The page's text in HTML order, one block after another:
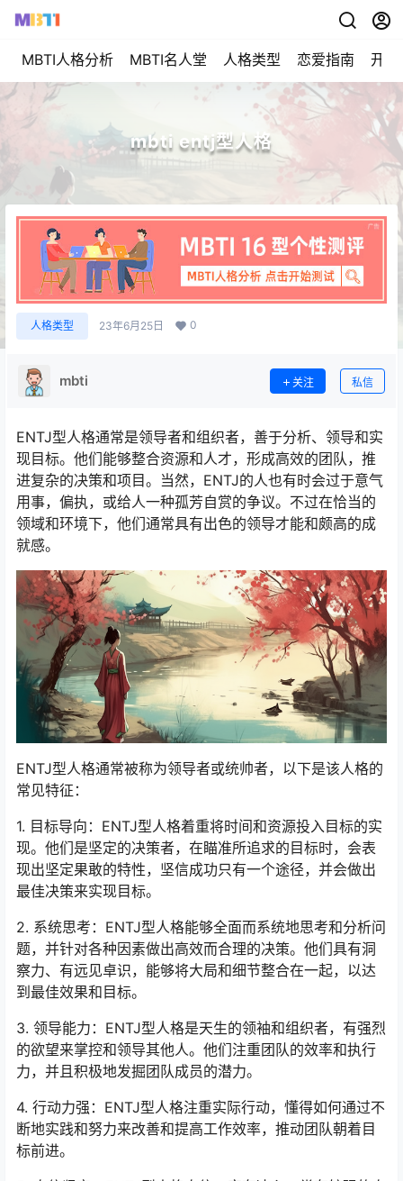
MBTI人格分析 MBTI名人堂 人格类型 恋爱指南 开始
mbti entj型人格
人格类型 23年6月25日 0
mbti 关注 私信
ENTJ型人格通常是领导者和组织者，善于分析、领导和实
现目标。他们能够整合资源和人才，形成高效的团队，推
进复杂的决策和项目。当然，ENTJ的人也有时会过于意气
用事，偏执，或给人一种孤芳自赏的争议。不过在恰当的
领域和环境下，他们通常具有出色的领导才能和颇高的成
就感。
ENTJ型人格通常被称为领导者或统帅者，以下是该人格的
常见特征：
1. 目标导向：ENTJ型人格着重将时间和资源投入目标的实
现。他们是坚定的决策者，在瞄准所追求的目标时，会表
现出坚定果敢的特性，坚信成功只有一个途径，并会做出
最佳决策来实现目标。
2. 系统思考：ENTJ型人格能够全面而系统地思考和分析问
题，并针对各种因素做出高效而合理的决策。他们具有洞
察力、有远见卓识，能够将大局和细节整合在一起，以达
到最佳效果和目标。
3. 领导能力：ENTJ型人格是天生的领袖和组织者，有强烈
的欲望来掌控和领导其他人。他们注重团队的效率和执行
力，并且积极地发掘团队成员的潜力。
4. 行动力强：ENTJ型人格注重实际行动，懂得如何通过不
断地实践和努力来改善和提高工作效率，推动团队朝着目
标前进。